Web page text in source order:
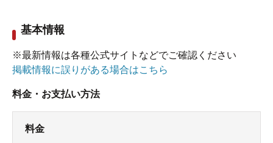
基本情報
※最新情報は各種公式サイトなどでご確認ください
掲載情報に誤りがある場合はこちら
料金・お支払い方法
料金